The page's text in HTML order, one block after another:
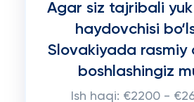
Agar siz tajribali
haydovchisi
Slovakiyada rasmiy
boshlashingiz
Ish haqi: €2200 -